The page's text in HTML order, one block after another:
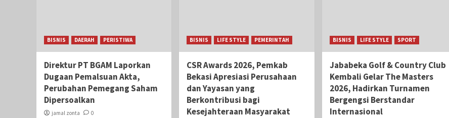
BISNIS DAERAH PERISTIWA
Direktur PT BGAM Laporkan
Dugaan Pemalsuan Akta,
Perubahan Pemegang Saham
Dipersoalkan
jamal zonta 0
BISNIS LIFE STYLE PEMERINTAH
CSR Awards 2026, Pemkab
Bekasi Apresiasi Perusahaan
dan Yayasan yang
Berkontribusi bagi
Kesejahteraan Masyarakat
BISNIS LIFE STYLE SPORT
Jababeka Golf & Country Club
Kembali Gelar The Masters
2026, Hadirkan Turnamen
Bergengsi Berstandar
Internasional